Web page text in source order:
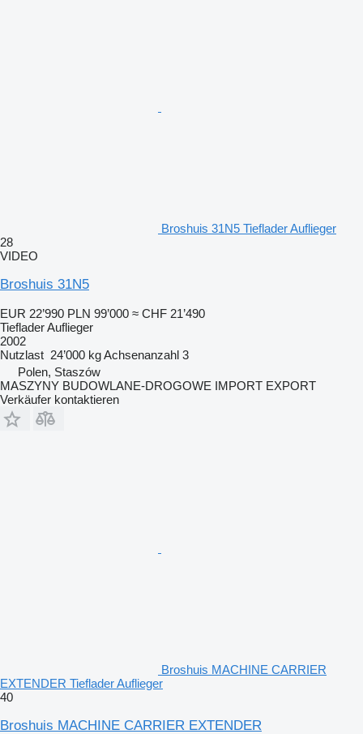
Broshuis 31N5 Tieflader Auflieger
28
VIDEO
Broshuis 31N5
EUR 22’990 PLN 99’000 ≈ CHF 21’490
Tieflader Auflieger
2002
Nutzlast 24’000 kgAchsenanzahl 3
Polen, Staszów
MASZYNY BUDOWLANE-DROGOWE IMPORT EXPORT
Verkäufer kontaktieren
Broshuis MACHINE CARRIER
EXTENDER Tieflader Auflieger
40
Broshuis MACHINE CARRIER EXTENDER